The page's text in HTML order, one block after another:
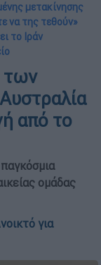
μετακίνησης
να της τεθούν»
το Ιράν
των
από το
ομάδας
για